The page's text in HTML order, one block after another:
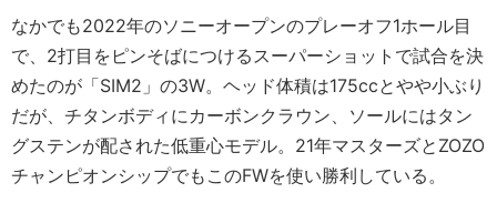
なかでも2022年のソニーオープンのプレーオフ1ホール目
で、2打目をピンそばにつけるスーパーショットで試合を決
めたのが「SIM2」の3W。ヘッド体積は175ccとやや小ぶり
だが、チタンボディにカーボンクラウン、ソールにはタン
グステンが配された低重心モデル。21年マスターズとZOZO
チャンピオンシップでもこのFWを使い勝利している。